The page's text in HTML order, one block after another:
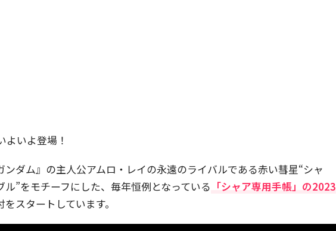
よいよ登場！
ンダム』の主人公アムロ・レイの永遠のライバルである赤い彗星“シャ
ル”をモチーフにした、毎年恒例となっている 「シャア専用手帳」の2023
スタートしています。